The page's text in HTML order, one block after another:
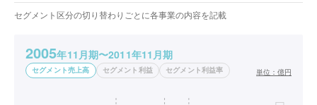
セグメント区分の切り替わりごとに各事業の内容を記載
2005年11月期〜2011年11月期
セグメント売上高 セグメント利益 セグメント利益率 単位： 億円